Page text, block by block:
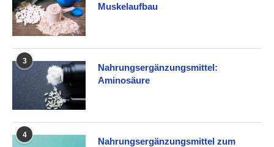
Muskelaufbau
3
Nahrungsergänzungsmittel:
Aminosäure
4
Nahrungsergänzungsmittel zum